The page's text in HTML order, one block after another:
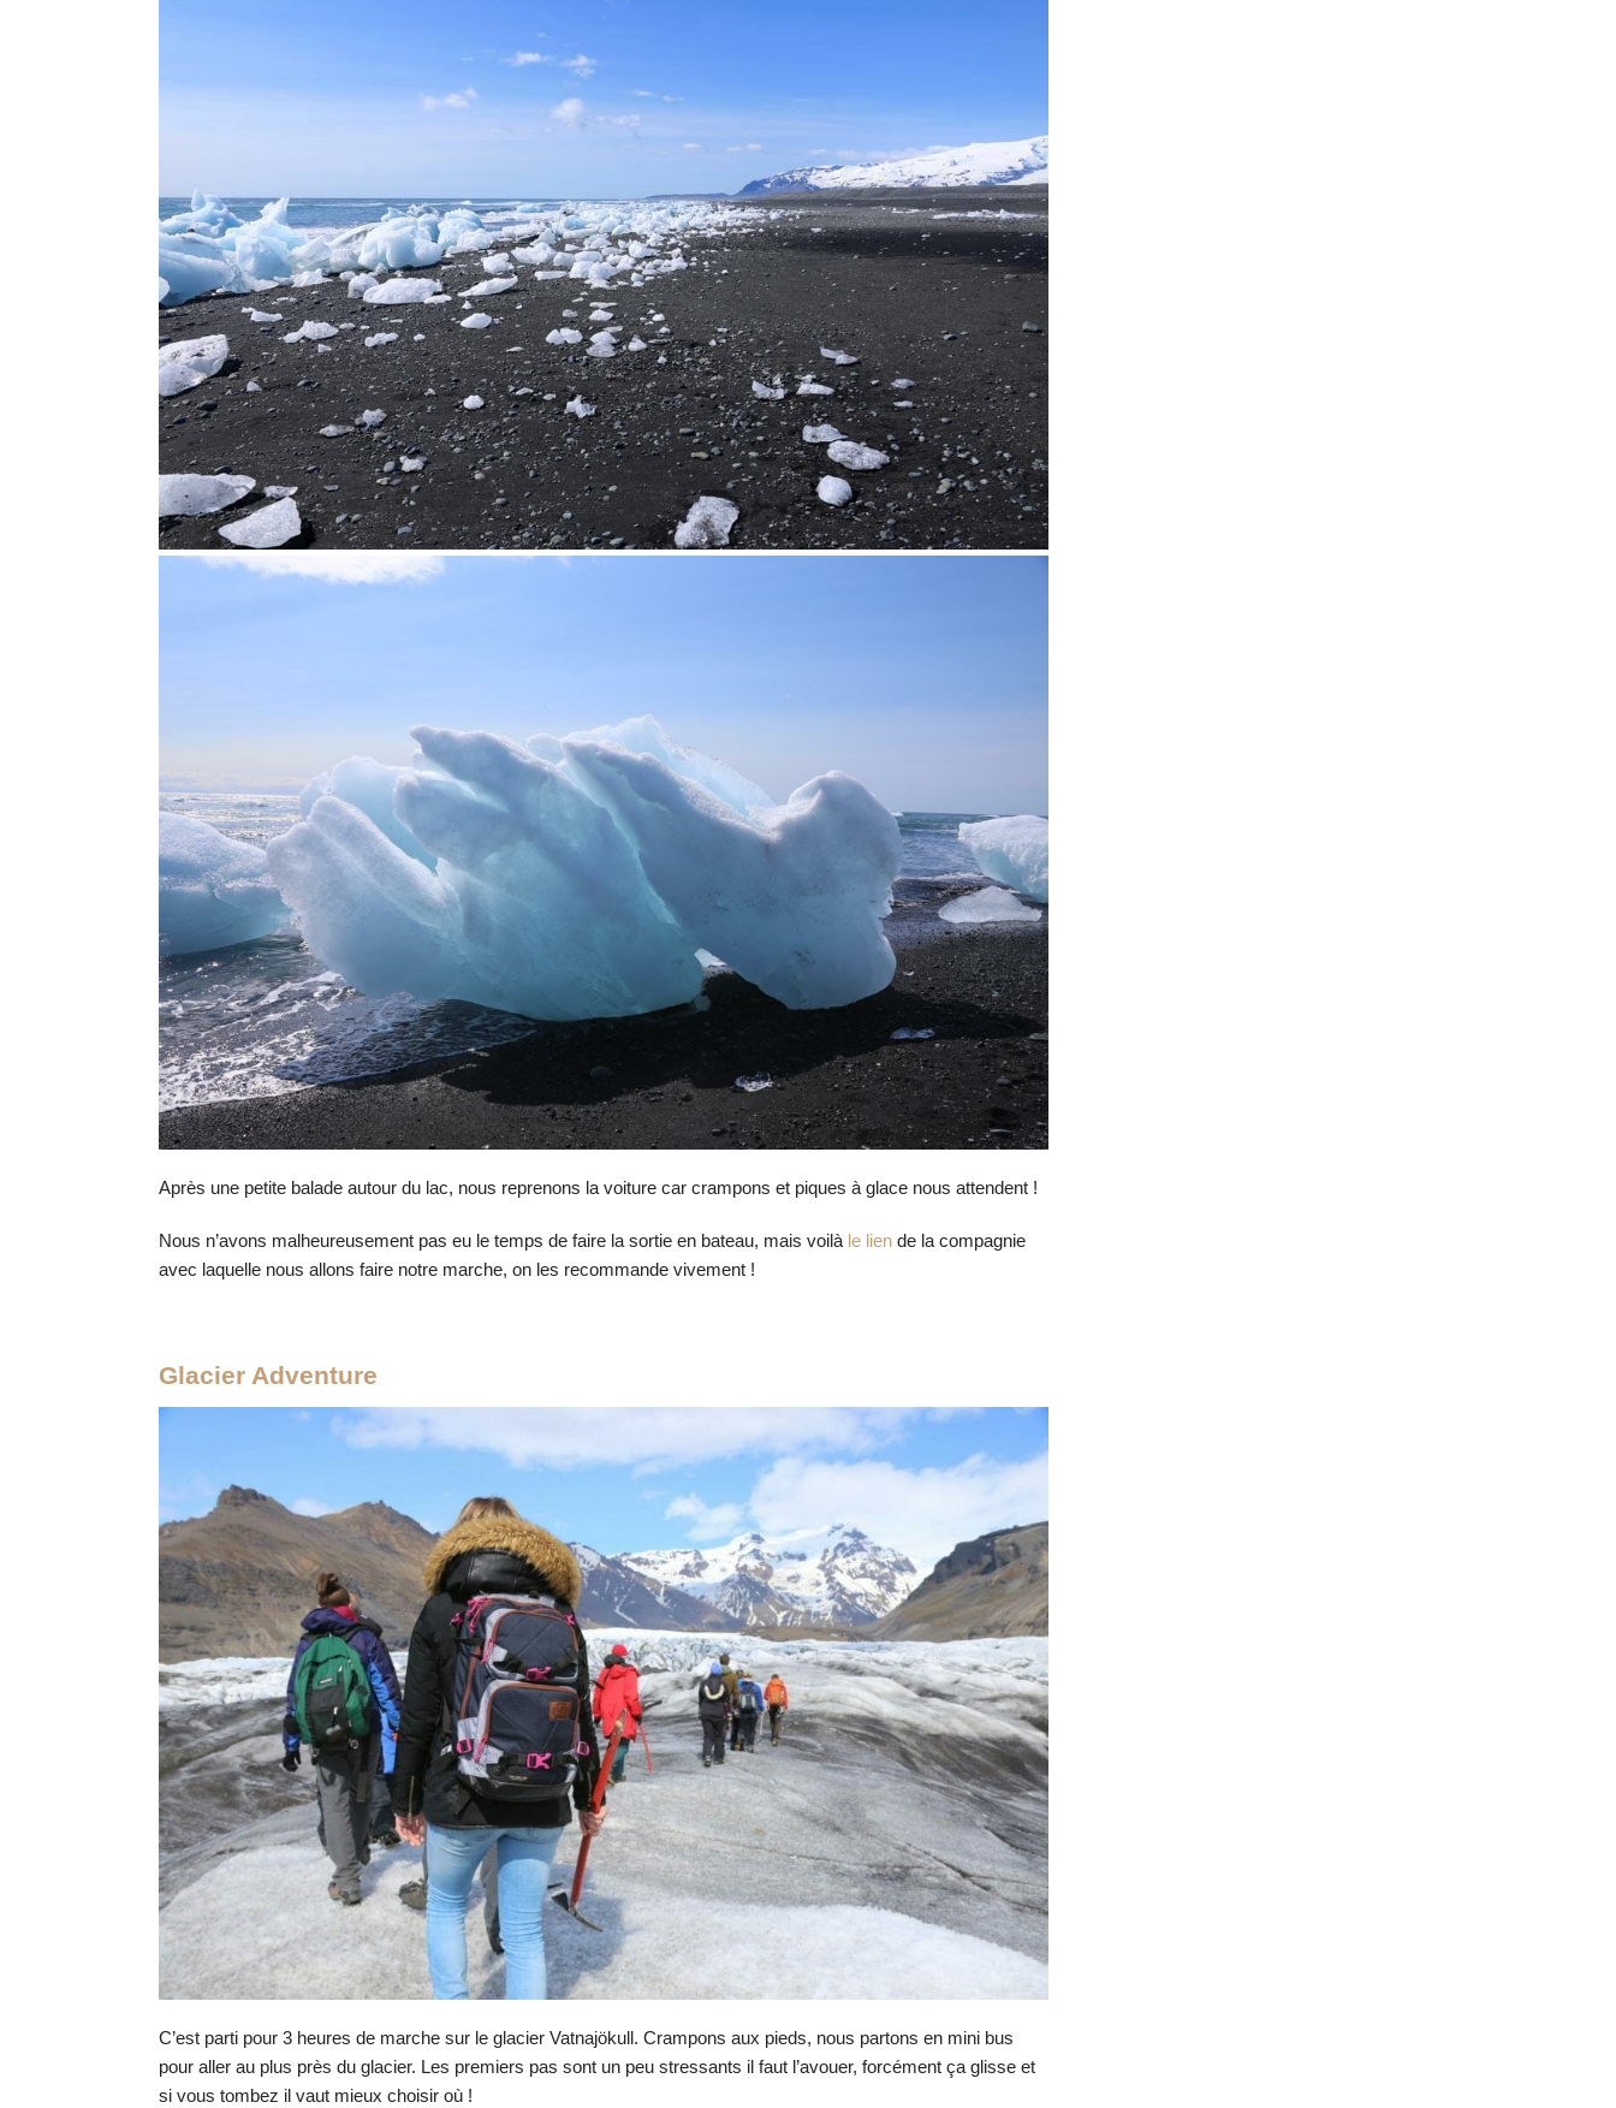
Après une petite balade autour du lac, nous reprenons la voiture car crampons et piques à glace nous attendent !
Nous n’avons malheureusement pas eu le temps de faire la sortie en bateau, mais voilà le lien de la compagnie
avec laquelle nous allons faire notre marche, on les recommande vivement !
Glacier Adventure
C’est parti pour 3 heures de marche sur le glacier Vatnajökull. Crampons aux pieds, nous partons en mini bus
pour aller au plus près du glacier. Les premiers pas sont un peu stressants il faut l’avouer, forcément ça glisse et
si vous tombez il vaut mieux choisir où !